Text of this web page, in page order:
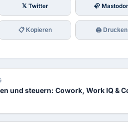
𝕏 Twitter 🦣
📋 Kopieren 🖨 Drucken
und steuern: Cowork, Work IQ &